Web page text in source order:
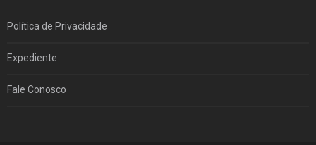
Política de Privacidade
Expediente
Fale Conosco